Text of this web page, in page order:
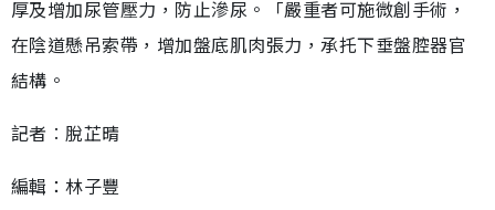
厚及增加尿管壓力，防止滲尿。「嚴重者可施微創手術，
在陰道懸吊索帶，增加盤底肌肉張力，承托下垂盤腔器官
結構。
記者︰脫芷晴
編輯：林子豐